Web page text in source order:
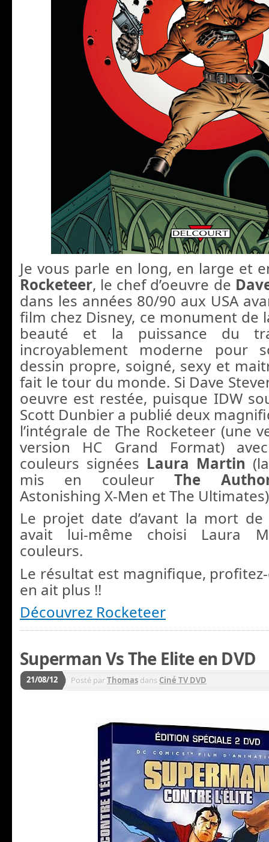
Je vous parle en long, en large et
Rocketeer, le chef d’oeuvre de
dans les années 80/90 aux USA
film chez Disney, ce monument de
beauté et la puissance du
incroyablement moderne pour
dessin propre, soigné, sexy et
fait le tour du monde. Si Dave
oeuvre est restée, puisque IDW
Scott Dunbier a publié deux
l’intégrale de The Rocketeer (une
version HC Grand Format)
couleurs signées Laura Martin
mis en couleurThe
Astonishing X-Men et The
Le projet date d’avant la mort de
avait lui-même choisi Laura
couleurs.
Le résultat est magnifique, profitez-
en ait plus !!
Découvrez Rocketeer
Superman Vs The Elite en DVD
21/08/12 Posté parThomas dans Ciné TV DVD